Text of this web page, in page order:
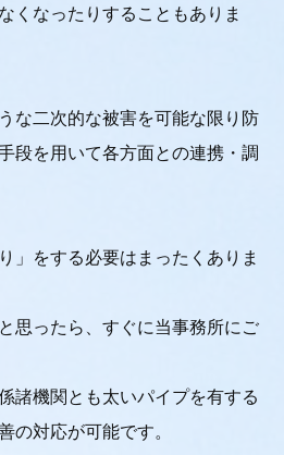
くなったりすることもありま
な二次的な被害を可能な限り防
段を用いて各方面との連携・調
」をする必要はまったくありま
思ったら、すぐに当事務所にご
諸機関とも太いパイプを有する
の対応が可能です。